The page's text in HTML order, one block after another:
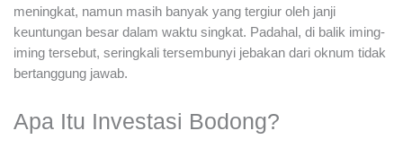
meningkat, namun masih banyak yang tergiur oleh janji
keuntungan besar dalam waktu singkat. Padahal, di balik iming-
iming tersebut, seringkali tersembunyi jebakan dari oknum tidak
bertanggung jawab.
Apa Itu Investasi Bodong?